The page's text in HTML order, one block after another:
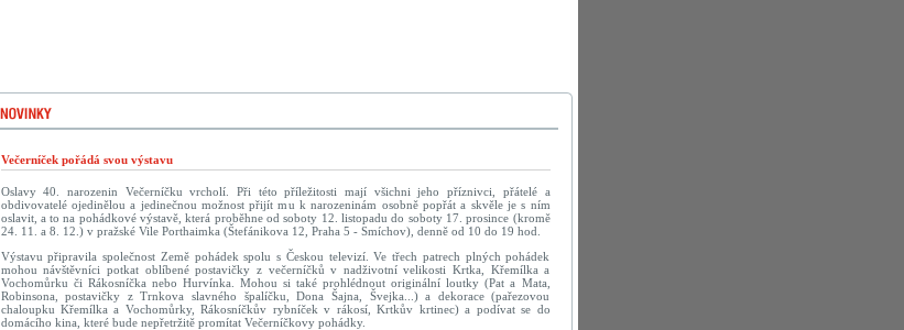
Večerníček pořádá svou výstavu
Oslavy 40. narozenin Večerníčku vrcholí. Při této příležitosti mají všichni jeho příznivci, přátelé a
obdivovatelé ojedinělou a jedinečnou možnost přijít mu k narozeninám osobně popřát a skvěle je s ním
oslavit, a to na pohádkové výstavě, která proběhne od soboty 12. listopadu do soboty 17. prosince (kromě
24. 11. a 8. 12.) v pražské Vile Porthaimka (Štefánikova 12, Praha 5 - Smíchov), denně od 10 do 19 hod.
Výstavu připravila společnost Země pohádek spolu s Českou televizí. Ve třech patrech plných pohádek
mohou návštěvníci potkat oblíbené postavičky z večerníčků v nadživotní velikosti Krtka, Křemílka a
Vochomůrku či Rákosníčka nebo Hurvínka. Mohou si také prohlédnout originální loutky (Pat a Mata,
Robinsona, postavičky z Trnkova slavného špalíčku, Dona Šajna, Švejka...) a dekorace (pařezovou
chaloupku Křemílka a Vochomůrky, Rákosníčkův rybníček v rákosí, Krtkův krtinec) a podívat se do
domácího kina, které bude nepřetržitě promítat Večerníčkovy pohádky.